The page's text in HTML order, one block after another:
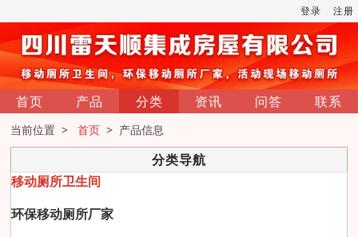
登录 注册
首页 产品 分类 资讯 问答 联系
当前位置 >首页 > 产品信息
分类导航
移动厕所卫生间
环保移动厕所厂家